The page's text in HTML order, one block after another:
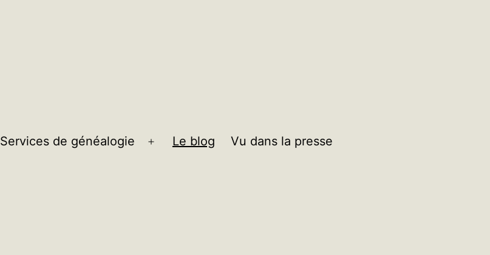
Services de généalogie
Ouvrir
Le blog Vu dans la presse